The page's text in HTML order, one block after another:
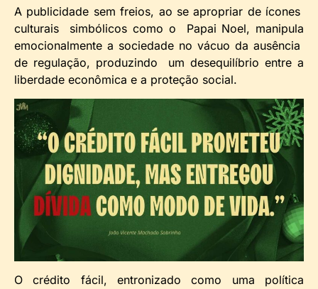
A publicidade sem freios, ao se apropriar de ícones
culturais simbólicos como o Papai Noel, manipula
emocionalmente a sociedade no vácuo da ausência
de regulação, produzindo um desequilíbrio entre a
liberdade econômica e a proteção social.
O crédito fácil, entronizado como uma política